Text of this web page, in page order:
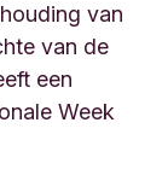
van
van de
een
Week